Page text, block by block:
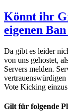
Könnt ihr
eigenen
Da gibt es leider
von uns gehostet,
Servers melden.
Vote Kicking
Gilt für folgende